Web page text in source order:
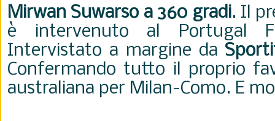
Mirwan Suwarso a 360 gradi. Il
è intervenuto al Portugal
Intervistato a margine da
Confermando tutto il proprio
australiana per Milan-Como. E